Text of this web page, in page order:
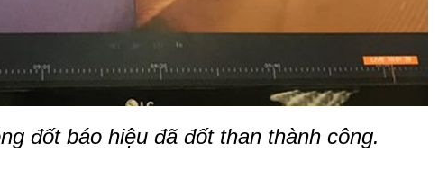
đốt báo hiệu đã đốt than thành công.